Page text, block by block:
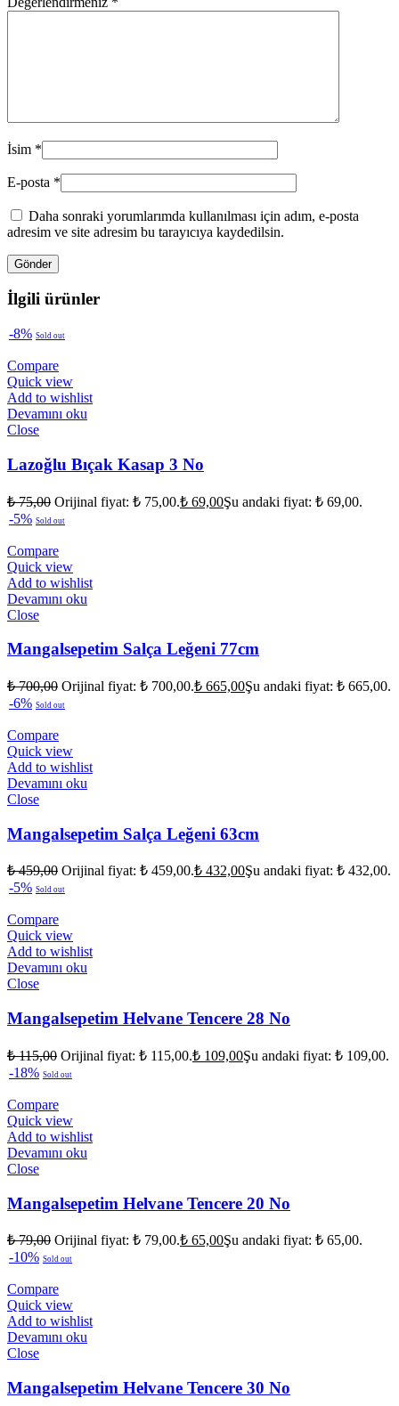
İsim *
E-posta *
Daha sonraki yorumlarımda kullanılması için adım, e-posta
adresim ve site adresim bu tarayıcıya kaydedilsin.
İlgili ürünler
-8% Sold out
Compare
Quick view
Add to wishlist
Devamını oku
Close
Lazoğlu Bıçak Kasap 3 No
₺75,00 Orijinal fiyat: ₺ 75,00.₺ 69,00Şu andaki fiyat: ₺ 69,00.
-5% Sold out
Compare
Quick view
Add to wishlist
Devamını oku
Close
Mangalsepetim Salça Leğeni 77cm
₺700,00 Orijinal fiyat: ₺ 700,00.₺ 665,00Şu andaki fiyat: ₺ 665,00.
-6% Sold out
Compare
Quick view
Add to wishlist
Devamını oku
Close
Mangalsepetim Salça Leğeni 63cm
₺459,00 Orijinal fiyat: ₺ 459,00.₺ 432,00Şu andaki fiyat: ₺ 432,00.
-5% Sold out
Compare
Quick view
Add to wishlist
Devamını oku
Close
Mangalsepetim Helvane Tencere 28 No
₺115,00 Orijinal fiyat: ₺ 115,00.₺ 109,00Şu andaki fiyat: ₺ 109,00.
-18% Sold out
Compare
Quick view
Add to wishlist
Devamını oku
Close
Mangalsepetim Helvane Tencere 20 No
₺79,00 Orijinal fiyat: ₺ 79,00.₺ 65,00Şu andaki fiyat: ₺ 65,00.
-10% Sold out
Compare
Quick view
Add to wishlist
Devamını oku
Close
Mangalsepetim Helvane Tencere 30 No